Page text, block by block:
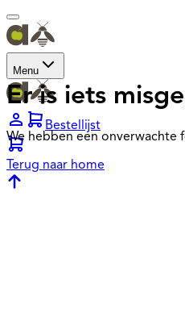
Menu
Bestellijst
Er is iets
We hebben een
Terug naar home